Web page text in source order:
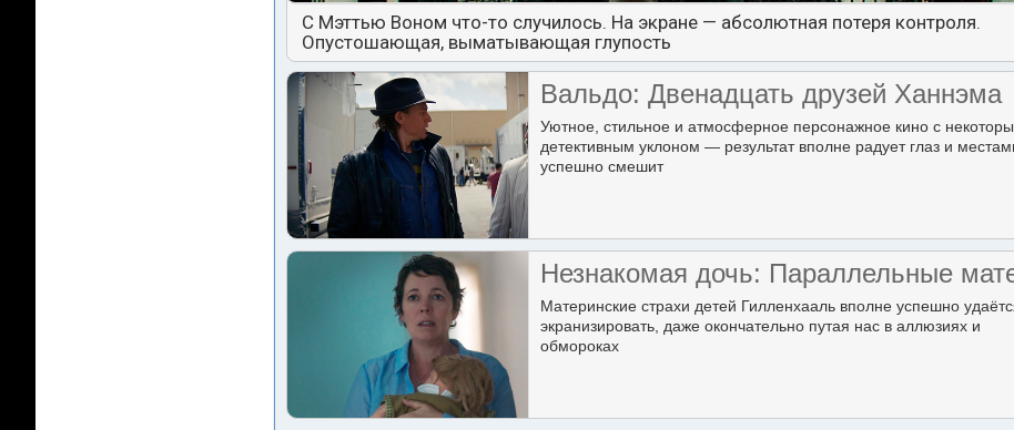
С Мэттью Воном что-то случилось. На экране — абсолютная потеря контроля.
Опустошающая, выматывающая глупость
Вальдо: Двенадцать друзей Ханнэма
Уютное, стильное и атмосферное персонажное кино с
детективным уклоном — результат вполне радует глаз и
успешно смешит
Незнакомая дочь: Параллельные
Материнские страхи детей Гилленхааль вполне успешно
экранизировать, даже окончательно путая нас в аллюзиях и
обмороках